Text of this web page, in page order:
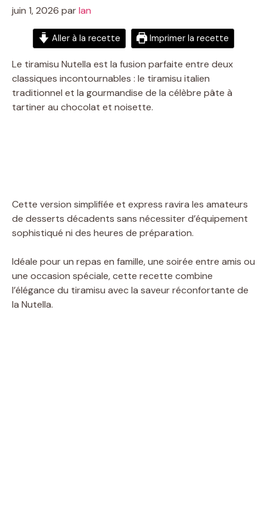
juin 1, 2026 parIan
Aller à la recette Imprimer la recette
Le tiramisu Nutella est la fusion parfaite entre deux
classiques incontournables : le tiramisu italien
traditionnel et la gourmandise de la célèbre pâte à
tartiner au chocolat et noisette.
Cette version simplifiée et express ravira les amateurs
de desserts décadents sans nécessiter d’équipement
sophistiqué ni des heures de préparation.
Idéale pour un repas en famille, une soirée entre amis ou
une occasion spéciale, cette recette combine
l’élégance du tiramisu avec la saveur réconfortante de
la Nutella.